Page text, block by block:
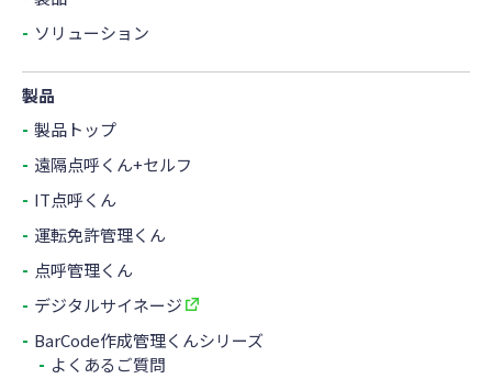
ソリューション
製品
製品トップ
遠隔点呼くん+セルフ
IT点呼くん
運転免許管理くん
点呼管理くん
デジタルサイネージ
BarCode作成管理くんシリーズ
よくあるご質問